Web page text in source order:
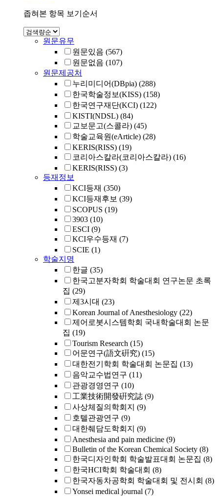
좁혀본 항목 보기순서
원문유무
원문있음 (567)
원문없음 (107)
원문제공처
누리미디어(DBpia) (288)
한국학술정보(KISS) (158)
한국연구재단(KCI) (122)
KISTI(NDSL) (84)
교보문고(스콜라) (45)
학술교육원(eArticle) (28)
KERIS(RISS) (19)
코리아스칼라(코리아스칼라) (16)
KERIS(RISS) (3)
등재정보
KCI등재 (350)
KCI등재후보 (39)
SCOPUS (19)
3903 (10)
ESCI (9)
KCI우수등재 (7)
SCIE (1)
학술지명
한글 (35)
한국고분자학회 학술대회 연구논문 초록
집 (29)
제3시대 (23)
Korean Journal of Anesthesiology (22)
제어로봇시스템학회 국내학술대회 논문
집 (19)
Tourism Research (15)
어문연구(語文硏究) (15)
대한전기학회 학술대회 논문집 (13)
음악교수법연구 (11)
관광경영연구 (10)
工業技術開發硏究誌 (9)
사상체질의학회지 (9)
호텔관광연구 (9)
대한췌담도학회지 (9)
Anesthesia and pain medicine (9)
Bulletin of the Korean Chemical Society (8)
한국디자인학회 학술발표대회 논문집 (8)
한국HCI학회 학술대회 (8)
한국자동차공학회 학술대회 및 전시회 (8)
Yonsei medical journal (7)